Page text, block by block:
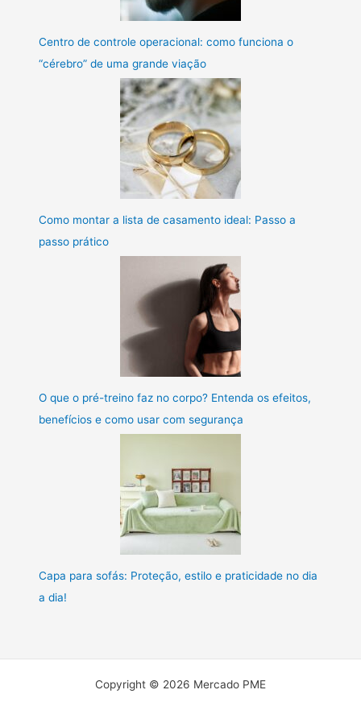
Centro de controle operacional: como funciona o
“cérebro” de uma grande viação
Como montar a lista de casamento ideal: Passo a
passo prático
O que o pré-treino faz no corpo? Entenda os efeitos,
benefícios e como usar com segurança
Capa para sofás: Proteção, estilo e praticidade no dia
a dia!
Copyright © 2026 Mercado PME